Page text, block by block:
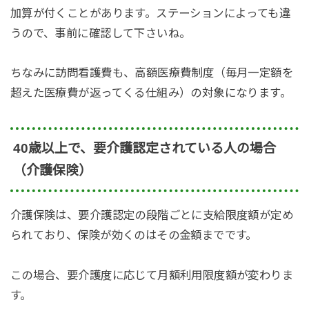
加算が付くことがあります。ステーションによっても違
うので、事前に確認して下さいね。
ちなみに訪問看護費も、高額医療費制度（毎月一定額を
超えた医療費が返ってくる仕組み）の対象になります。
40歳以上で、要介護認定されている人の場合
（介護保険）
介護保険は、要介護認定の段階ごとに支給限度額が定め
られており、保険が効くのはその金額までです。
この場合、要介護度に応じて月額利用限度額が変わりま
す。